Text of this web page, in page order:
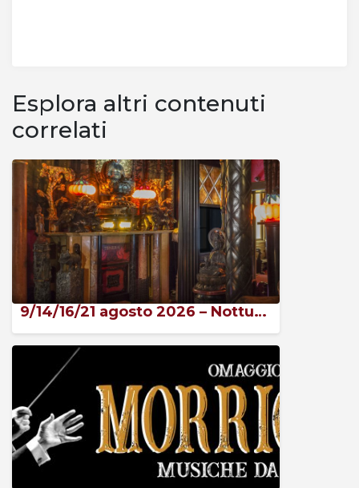
Esplora altri contenuti
correlati
9/14/16/21 agosto 2026 – Notturnale 2026